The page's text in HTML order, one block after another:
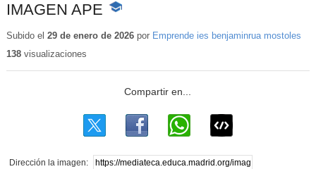
IMAGEN APE
-
educativo
Subido el 29 de enero de 2026por Emprende ies benjaminrua mostoles
138visualizaciones
Dirección la imagen: